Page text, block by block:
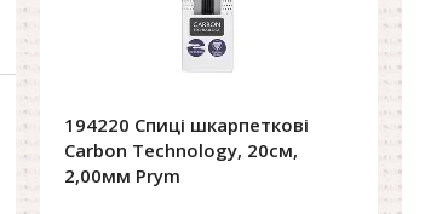
194220 Спиці шкарпеткові
Carbon Technology, 20см,
2,00мм Prym